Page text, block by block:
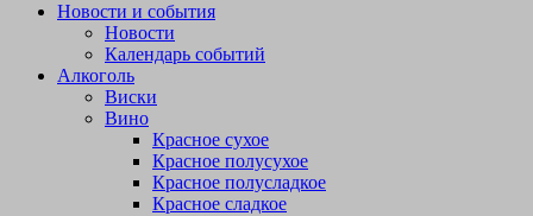
Новости и события
Новости
Календарь событий
Алкоголь
Виски
Вино
Красное сухое
Красное полусухое
Красное полусладкое
Красное сладкое